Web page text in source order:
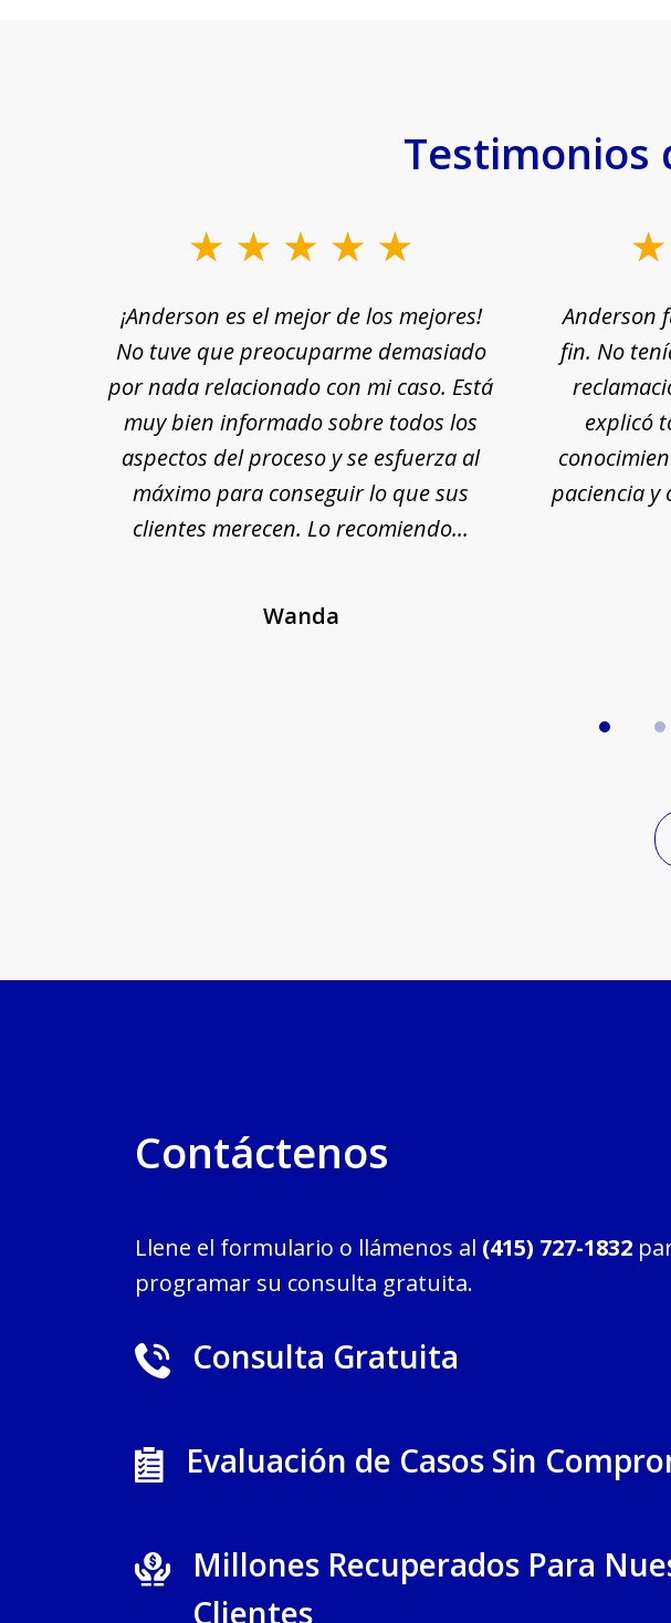
Testimonios
¡Anderson es el mejor de los mejores!
No tuve que preocuparme demasiado
por nada relacionado con mi caso. Está
muy bien informado sobre todos los
aspectos del proceso y se esfuerza al
máximo para conseguir lo que sus
clientes merecen. Lo recomiendo...
Wanda
Anderson
fin. No
explicó
paciencia y
Contáctenos
Llene el formulario o llámenos al (415) 727-1832
programar su consulta gratuita.
Consulta Gratuita
Evaluación de Casos Sin
Millones Recuperados Para
Clientes